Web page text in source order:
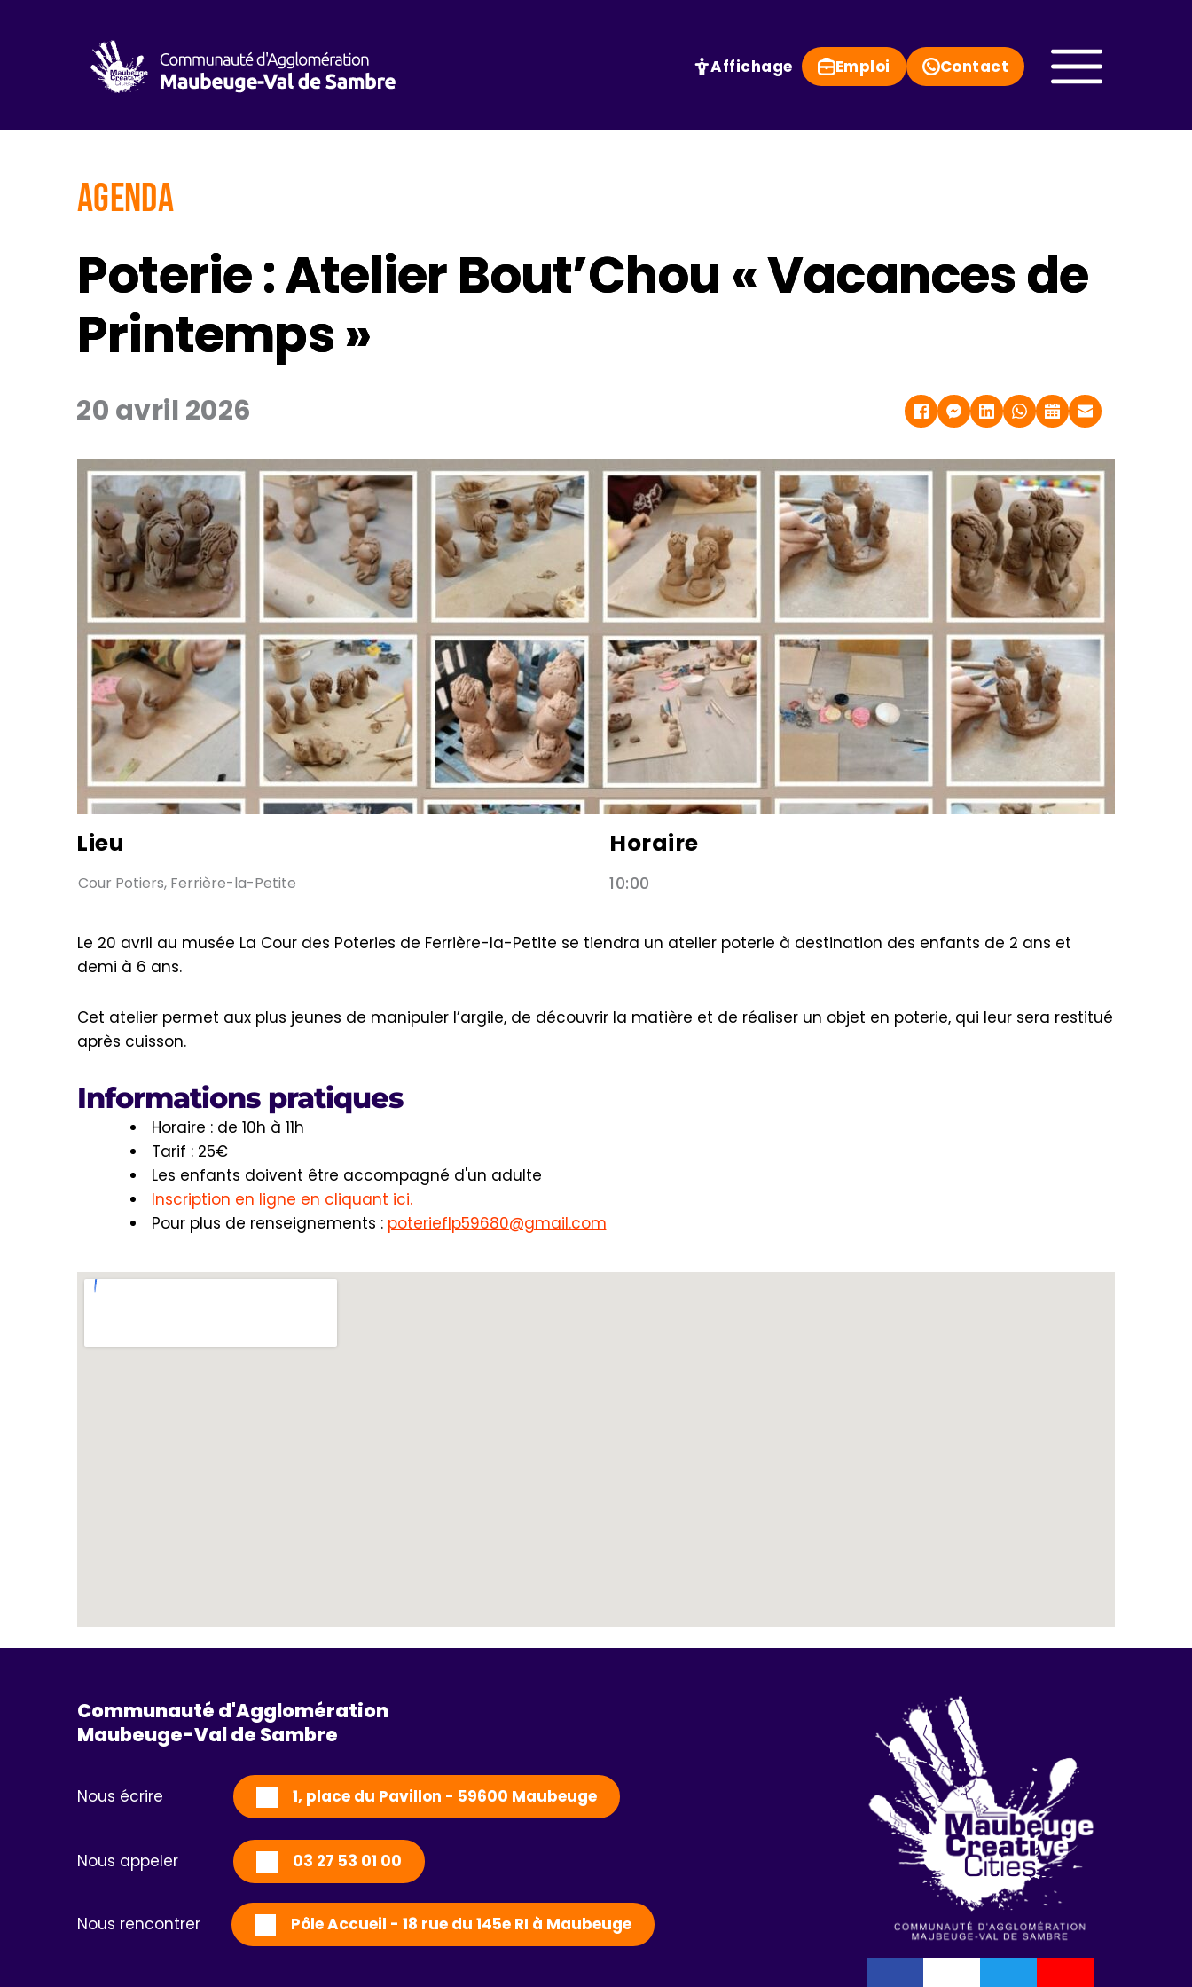
Affichage Emploi Contact
AGENDA
Poterie : Atelier Bout’Chou « Vacances de
Printemps »
20 avril 2026
Lieu
Cour Potiers, Ferrière-la-Petite
Horaire
10:00
Le 20 avril au musée La Cour des Poteries de Ferrière-la-Petite se tiendra un atelier poterie à destination des enfants de 2 ans et
demi à 6 ans.
Cet atelier permet aux plus jeunes de manipuler l’argile, de découvrir la matière et de réaliser un objet en poterie, qui leur sera restitué
après cuisson.
Informations pratiques
Horaire : de 10h à 11h
Tarif : 25€
Les enfants doivent être accompagné d'un adulte
Inscription en ligne en cliquant ici.
Pour plus de renseignements : poterieflp59680@gmail.com
Communauté d'Agglomération
Maubeuge-Val de Sambre
Nous écrire 1, place du Pavillon - 59600 Maubeuge
Nous appeler 03 27 53 01 00
Nous rencontrer Pôle Accueil - 18 rue du 145e RI à Maubeuge